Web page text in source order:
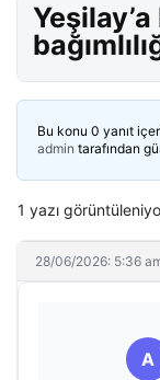
Bu konu 0 yanıt
admin tarafından
1 yazı
28/06/2026: 5:36
A